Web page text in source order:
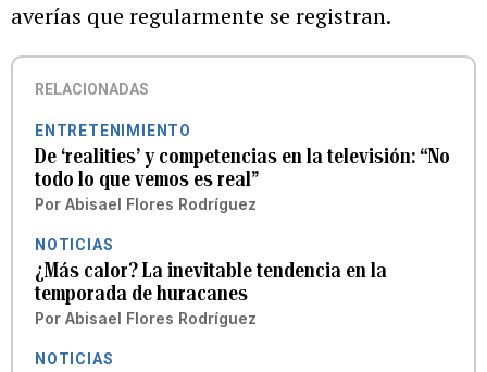
averías que regularmente se registran.
RELACIONADAS
ENTRETENIMIENTO
De ‘realities’ y competencias en la televisión: “No
todo lo que vemos es real”
Por Abisael Flores Rodríguez
NOTICIAS
¿Más calor? La inevitable tendencia en la
temporada de huracanes
Por Abisael Flores Rodríguez
NOTICIAS